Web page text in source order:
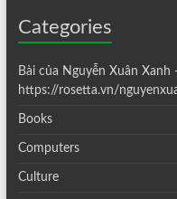
Categories
Bài của Nguyễn Xuân Xanh
https://rosetta.vn/
Books
Computers
Culture